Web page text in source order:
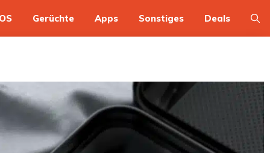
OS Gerüchte Apps Sonstiges Deals